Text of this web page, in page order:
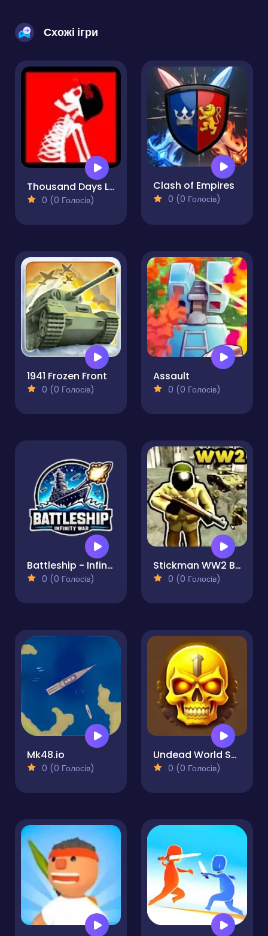
Схожі ігри
Thousand Days Long - Strat Apart
0 (0 Голосів)
Clash of Empires
0 (0 Голосів)
1941 Frozen Front
0 (0 Голосів)
Assault
0 (0 Голосів)
Battleship - Infinity War
0 (0 Голосів)
Stickman WW2 Battle Simulator
0 (0 Голосів)
Mk48.io
0 (0 Голосів)
Undead World Skeleton Warriors
0 (0 Голосів)